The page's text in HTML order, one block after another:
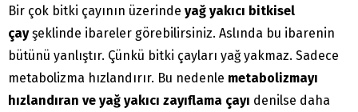
Bir çok bitki çayının üzerinde yağ yakıcı bitkisel
çayşeklinde ibareler görebilirsiniz. Aslında bu ibarenin
bütünü yanlıştır. Çünkü bitki çayları yağ yakmaz. Sadece
metabolizma hızlandırır. Bu nedenle metabolizmayı
hızlandıran ve yağ yakıcı zayıflama çayı denilse daha